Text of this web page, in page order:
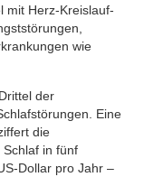
mit Herz-Kreislauf-
wie
der
Eine
die
in fünf
Dollar pro Jahr –